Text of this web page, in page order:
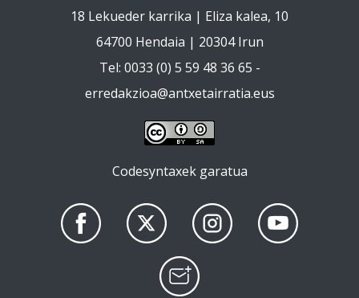
18 Lekueder karrika | Eliza kalea, 10
64700 Hendaia | 20304 Irun
Tel: 0033 (0) 5 59 48 36 65 -
erredakzioa@antxetairratia.eus
Codesyntaxek garatua